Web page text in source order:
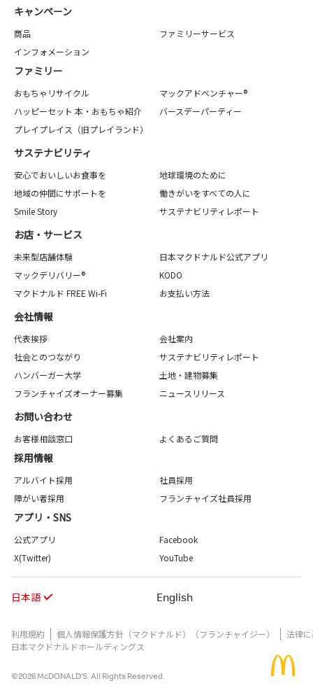
キャンペーン
商品
ファミリーサービス
インフォメーション
ファミリー
おもちゃリサイクル
マックアドベンチャー®
ハッピーセット 本・おもちゃ紹介
バースデーパーティー
プレイプレイス（旧プレイランド）
サステナビリティ
安心でおいしいお食事を
地球環境のために
地域の仲間にサポートを
働きがいをすべての人に
Smile Story
サステナビリティレポート
お店・サービス
未来型店舗体験
日本マクドナルド公式アプリ
マックデリバリー®
KODO
マクドナルド FREE Wi-Fi
お支払い方法
会社情報
代表挨拶
会社案内
社会とのつながり
サステナビリティレポート
ハンバーガー大学
土地・建物募集
フランチャイズオーナー募集
ニュースリリース
お問い合わせ
お客様相談窓口 よくあるご質問
採用情報
アルバイト採用
社員採用
障がい者採用
フランチャイズ社員採用
アプリ・SNS
公式アプリ
Facebook
X(Twitter)
YouTube
日本語 English
利用規約 個人情報保護方針（マクドナルド）（フランチャイジー）
法律
日本マクドナルドホールディングス
©2026 McDONALD’S. All Rights Reserved.